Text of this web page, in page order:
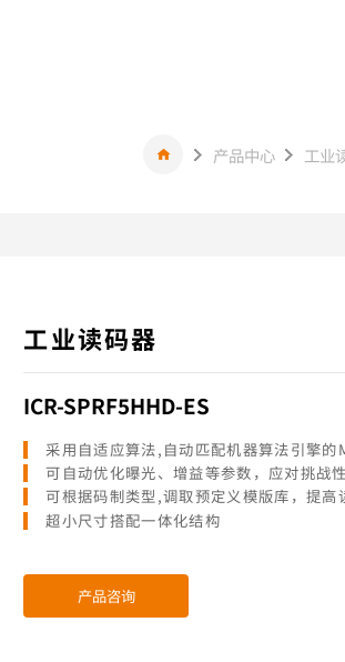
产品中心 工业
工业读码器
ICR-SPRF5HHD-ES
采用自适应算法,自动匹配机器算法引擎的
可自动优化曝光、增益等参数，应对挑战
可根据码制类型,调取预定义模版库，提高
超小尺寸搭配一体化结构
产品咨询